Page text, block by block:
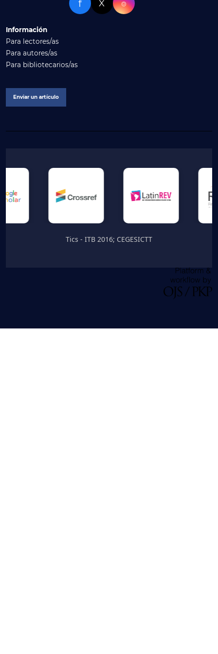
f X ⌾
Información
Para lectores/as
Para autores/as
Para bibliotecarios/as
Enviar un artículo
Tics - ITB 2016; CEGESICTT